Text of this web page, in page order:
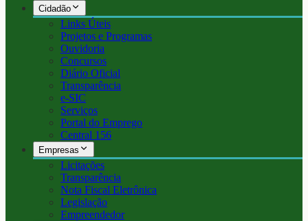
Cidadão
Links Úteis
Projetos e Programas
Ouvidoria
Concursos
Diário Oficial
Transparência
e-SIC
Serviços
Portal do Emprego
Central 156
Empresas
Licitações
Transparência
Nota Fiscal Eletrônica
Legislação
Empreendedor